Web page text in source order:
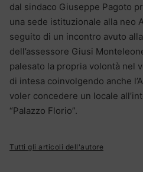
dal sindaco Giuseppe Pagoto
una sede istituzionale alla neo
seguito di un incontro avuto
dell’assessore Giusi
palesato la propria volontà nel
di intesa coinvolgendo anche
voler concedere un locale
“Palazzo Florio”.
Tutti gli articoli dell'autore